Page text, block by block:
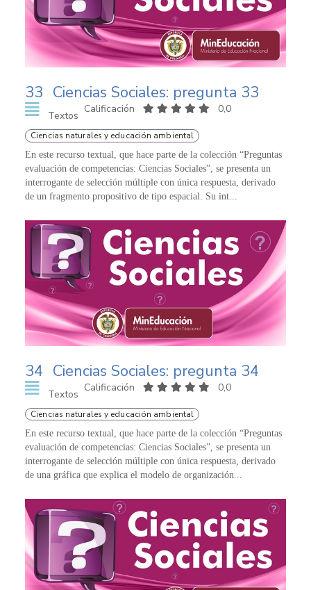
33 Ciencias Sociales: pregunta 33
Textos
Calificación 0,0
Ciencias naturales y educación ambiental
En este recurso textual, que hace parte de la colección “Preguntas
evaluación de competencias: Ciencias Sociales”, se presenta un
interrogante de selección múltiple con única respuesta, derivado
de un fragmento propositivo de tipo espacial. Su int...
34 Ciencias Sociales: pregunta 34
Textos
Calificación 0,0
Ciencias naturales y educación ambiental
En este recurso textual, que hace parte de la colección “Preguntas
evaluación de competencias: Ciencias Sociales”, se presenta un
interrogante de selección múltiple con única respuesta, derivado
de una gráfica que explica el modelo de organización...